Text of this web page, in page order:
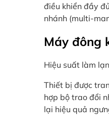
điều khiển đầy
nhánh (multi-
Máy đông
Hiệu suất làm
Thiết bị được
hợp bộ trao đổi
lại hiệu quả